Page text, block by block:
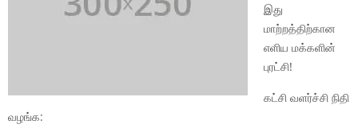
இது
மாற்றத்திற்கான
எளிய மக்களின்
புரட்சி!
கட்சி வளர்ச்சி நிதி
வழங்க: